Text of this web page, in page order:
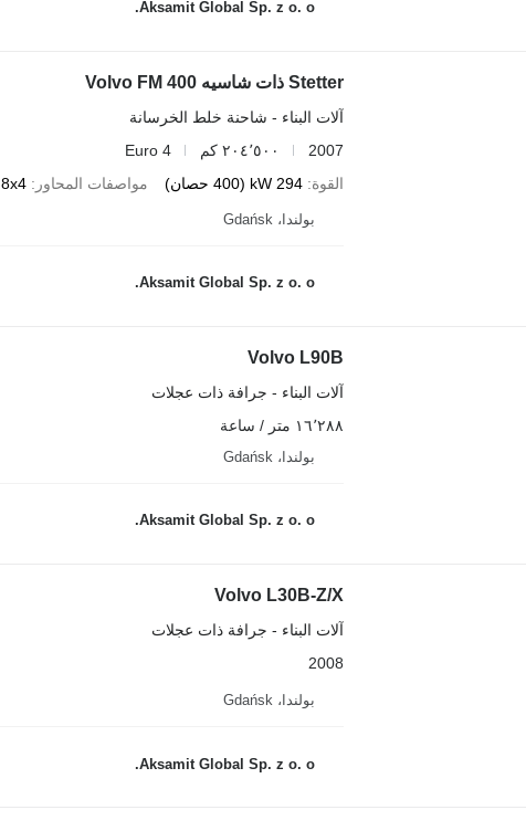
Aksamit Global Sp. z o. o.
Stetter ذات شاسيه Volvo FM 400
آلات البناء - شاحنة خلط الخرسانة
2007
٢٠٤٬٥٠٠ كم
Euro 4
القوة 294 kW (400 حصان) مواصفات المحاور 8x4
بولندا، Gdańsk
Aksamit Global Sp. z o. o.
Volvo L90B
آلات البناء - جرافة ذات عجلات
١٦٬٢٨٨ متر / ساعة
بولندا، Gdańsk
Aksamit Global Sp. z o. o.
Volvo L30B-Z/X
آلات البناء - جرافة ذات عجلات
2008
بولندا، Gdańsk
Aksamit Global Sp. z o. o.